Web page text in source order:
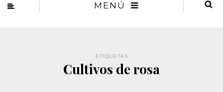
MENÚ
ETIQUETAS
Cultivos de rosa